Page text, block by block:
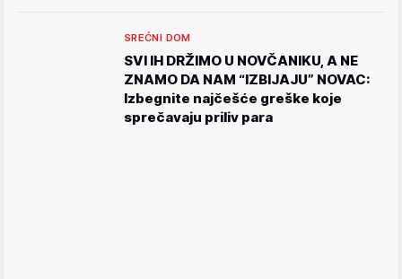
SREĆNI DOM
SVI IH DRŽIMO U NOVČANIKU, A NE
ZNAMO DA NAM “IZBIJAJU” NOVAC:
Izbegnite najčešće greške koje
sprečavaju priliv para